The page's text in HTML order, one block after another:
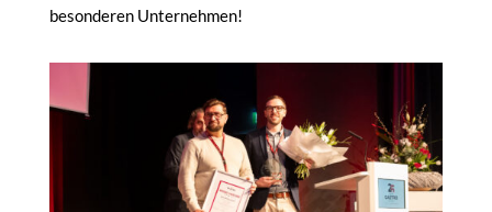
besonderen Unternehmen!